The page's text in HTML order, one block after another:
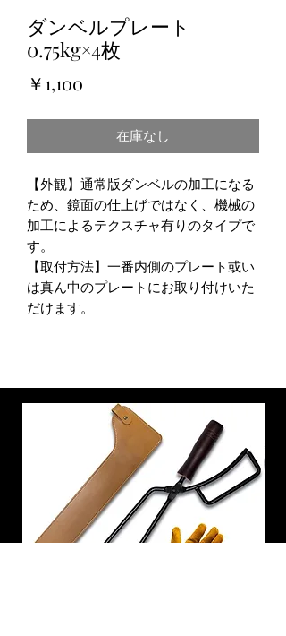
ダンベルプレート
0.75kg×4枚
￥1,100
在庫なし
【外観】通常版ダンベルの加工になる
ため、鏡面の仕上げではなく、機械の
加工によるテクスチャ有りのタイプで
す。
【取付方法】一番内側のプレート或い
は真ん中のプレートにお取り付けいた
だけます。